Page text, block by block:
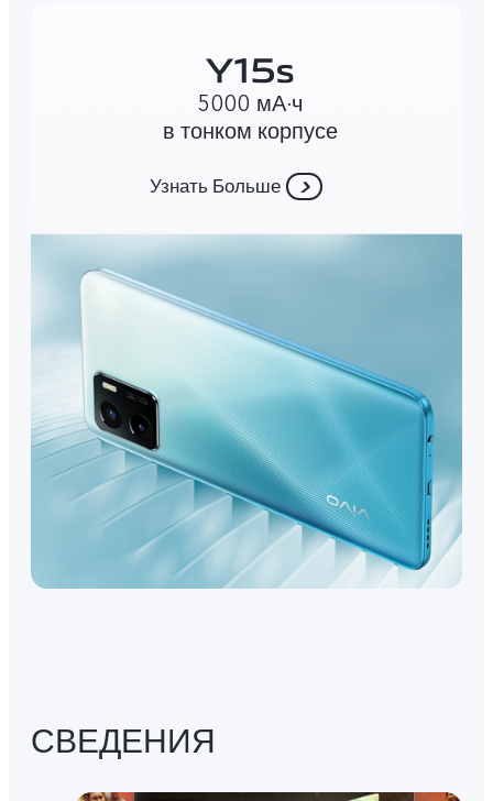
5000 мА∙ч
в тонком корпусе
Узнать Больше
СВЕДЕНИЯ